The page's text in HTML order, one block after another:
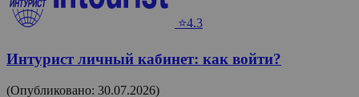
⭐4.3
Интурист личный кабинет: как войти?
(Опубликовано: 30.07.2026)